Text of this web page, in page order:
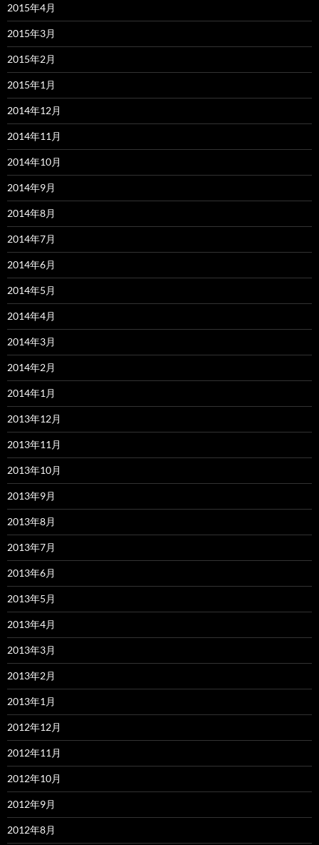
2015年4月
2015年3月
2015年2月
2015年1月
2014年12月
2014年11月
2014年10月
2014年9月
2014年8月
2014年7月
2014年6月
2014年5月
2014年4月
2014年3月
2014年2月
2014年1月
2013年12月
2013年11月
2013年10月
2013年9月
2013年8月
2013年7月
2013年6月
2013年5月
2013年4月
2013年3月
2013年2月
2013年1月
2012年12月
2012年11月
2012年10月
2012年9月
2012年8月